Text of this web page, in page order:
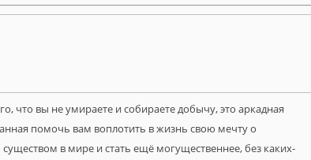
что вы не умираете и собираете добычу, это аркадная
помочь вам воплотить в жизнь свою мечту о
в мире и стать ещё могущественнее, без каких-